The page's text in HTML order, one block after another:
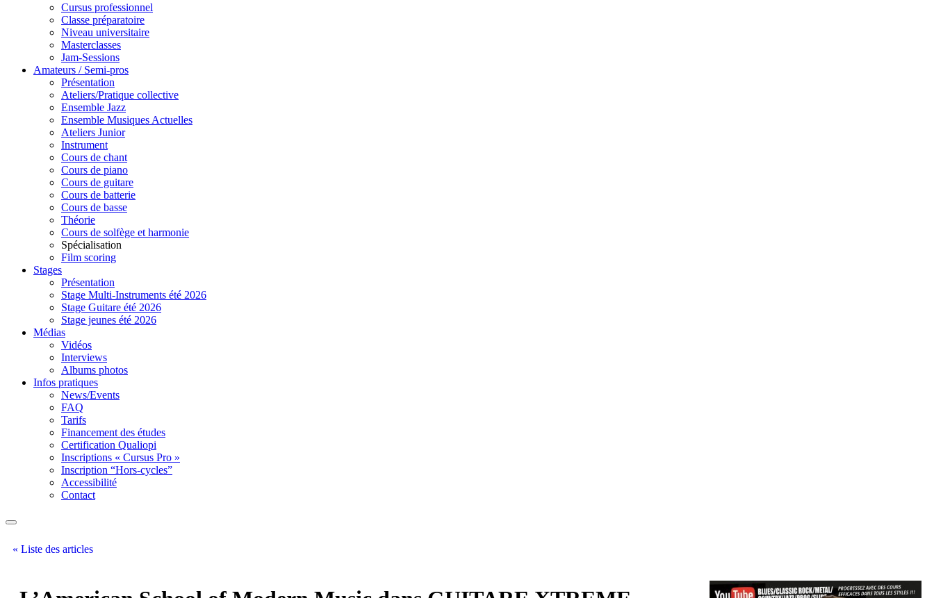
Cursus professionnel
Classe préparatoire
Niveau universitaire
Masterclasses
Jam-Sessions
Amateurs / Semi-pros
Présentation
Ateliers/Pratique collective
Ensemble Jazz
Ensemble Musiques Actuelles
Ateliers Junior
Instrument
Cours de chant
Cours de piano
Cours de guitare
Cours de batterie
Cours de basse
Théorie
Cours de solfège et harmonie
Spécialisation
Film scoring
Stages
Présentation
Stage Multi-Instruments été 2026
Stage Guitare été 2026
Stage jeunes été 2026
Médias
Vidéos
Interviews
Albums photos
Infos pratiques
News/Events
FAQ
Tarifs
Financement des études
Certification Qualiopi
Inscriptions « Cursus Pro »
Inscription “Hors-cycles”
Accessibilité
Contact
« Liste des articles